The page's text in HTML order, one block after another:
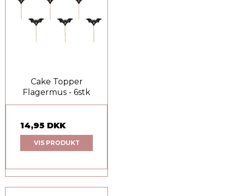
Cake Topper
Flagermus - 6stk
14,95 DKK
VIS PRODUKT